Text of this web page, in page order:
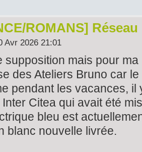
ROMANS] Réseau
Avr 2026 21:01
supposition mais pour
des Ateliers Bruno car
pendant les vacances, il
Citea qui avait été
bleu est
blanc nouvelle livrée.